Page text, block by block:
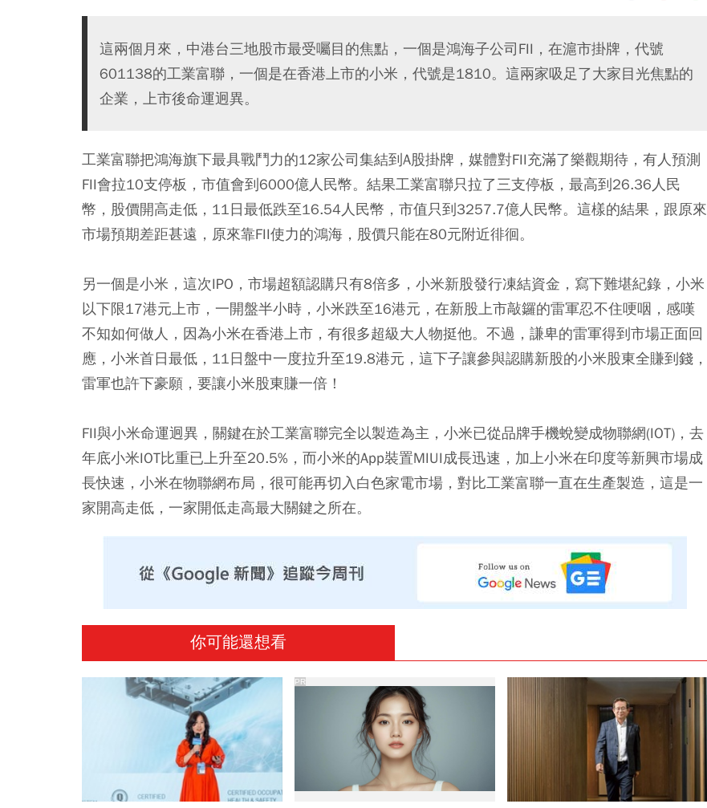
這兩個月來，中港台三地股市最受囑目的焦點，一個是鴻海子公司FII，在滬市掛牌，代號
601138的工業富聯，一個是在香港上市的小米，代號是1810。這兩家吸足了大家目光焦點的
企業，上市後命運迥異。
工業富聯把鴻海旗下最具戰鬥力的12家公司集結到A股掛牌，媒體對FII充滿了樂觀期待，有人預測
FII會拉10支停板，市值會到6000億人民幣。結果工業富聯只拉了三支停板，最高到26.36人民
幣，股價開高走低，11日最低跌至16.54人民幣，市值只到3257.7億人民幣。這樣的結果，跟原來
市場預期差距甚遠，原來靠FII使力的鴻海，股價只能在80元附近徘徊。
另一個是小米，這次IPO，市場超額認購只有8倍多，小米新股發行凍結資金，寫下難堪紀錄，小米
以下限17港元上市，一開盤半小時，小米跌至16港元，在新股上市敲鑼的雷軍忍不住哽咽，感嘆
不知如何做人，因為小米在香港上市，有很多超級大人物挺他。不過，謙卑的雷軍得到市場正面回
應，小米首日最低，11日盤中一度拉升至19.8港元，這下子讓參與認購新股的小米股東全賺到錢，
雷軍也許下豪願，要讓小米股東賺一倍！
FII與小米命運迥異，關鍵在於工業富聯完全以製造為主，小米已從品牌手機蛻變成物聯網(IOT)，去
年底小米IOT比重已上升至20.5%，而小米的App裝置MIUI成長迅速，加上小米在印度等新興市場成
長快速，小米在物聯網布局，很可能再切入白色家電市場，對比工業富聯一直在生產製造，這是一
家開高走低，一家開低走高最大關鍵之所在。
你可能還想看
PR